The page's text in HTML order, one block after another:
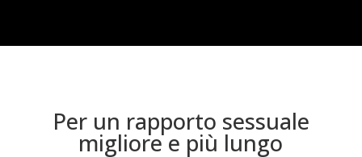
Per un rapporto sessuale
migliore e più lungo